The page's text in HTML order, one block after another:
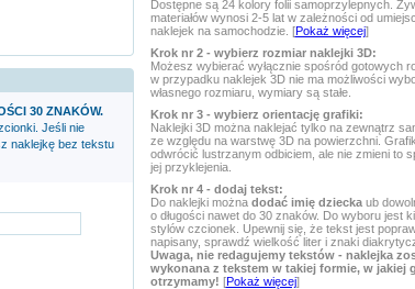
Dostępne są 24 kolory folii samoprzylepnych.
materiałów wynosi 2-5 lat w zależności od
naklejek na samochodzie. [Pokaż więcej]
Krok nr 2 - wybierz rozmiar naklejki 3D:
Możesz wybierać wyłącznie spośród gotowych
w przypadku naklejek 3D nie ma możliwości
własnego rozmiaru, wymiary są stałe.
Krok nr 3 - wybierz orientację grafiki:
Naklejki 3D można naklejać tylko na zewnątrz
ze względu na warstwę 3D na powierzchni.
odwrócić lustrzanym odbiciem, ale nie zmieni to
jej przyklejenia.
Krok nr 4 - dodaj tekst:
Do naklejki można dodać imię dzieckaub
o długości nawet do 30 znaków. Do wyboru jest
stylów czcionek. Upewnij się, że tekst jest
napisany, sprawdź wielkość liter i znaki
Uwaga, nie redagujemy tekstów - naklejka
wykonana z tekstem w takiej formie, w jakiej
otrzymamy! [Pokaż więcej]
30 ZNAKÓW.
Jeśli nie
naklejkę bez tekstu